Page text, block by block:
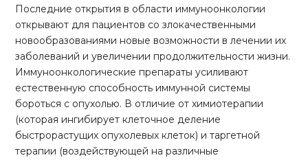
Последние открытия в области иммуноонкологии
открывают для пациентов со злокачественными
новообразованиями новые возможности в лечении их
заболеваний и увеличении продолжительности жизни.
Иммуноонкологические препараты усиливают
естественную способность иммунной системы
бороться с опухолью. В отличие от химиотерапии
(которая ингибирует клеточное деление
быстрорастущих опухолевых клеток) и таргетной
терапии (воздействующей на различные